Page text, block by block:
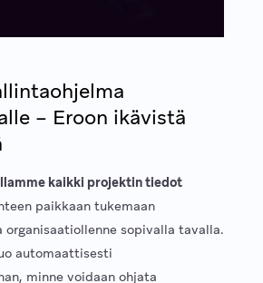
– Eroon ikävistä
kaikki projektin tiedot
paikkaan tukemaan
organisaatiollenne sopivalla tavalla.
automaattisesti
minne voidaan ohjata